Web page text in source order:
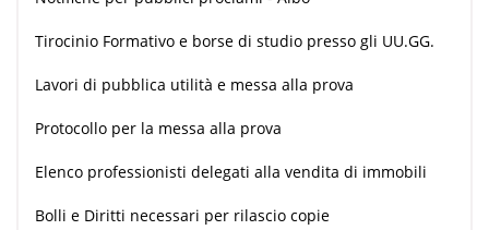
Tirocinio Formativo e borse di studio presso gli UU.GG.
Lavori di pubblica utilità e messa alla prova
Protocollo per la messa alla prova
Elenco professionisti delegati alla vendita di immobili
Bolli e Diritti necessari per rilascio copie